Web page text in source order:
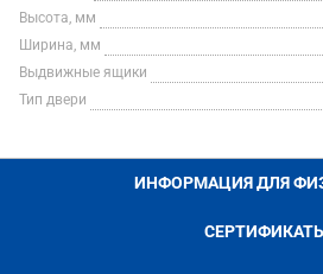
Высота, мм
Ширина, мм
Выдвижные ящики
Тип двери
ИНФОРМАЦИЯ ДЛЯ